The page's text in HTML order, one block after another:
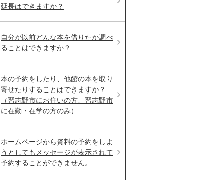
延長はできますか？
自分が以前どんな本を借りたか調べ
ることはできますか？
本の予約をしたり、他館の本を取り
寄せたりすることはできますか？
（習志野市にお住いの方、習志野市
に在勤・在学の方のみ）
ホームページから資料の予約をしよ
うとしてもメッセージが表示されて
予約することができません。